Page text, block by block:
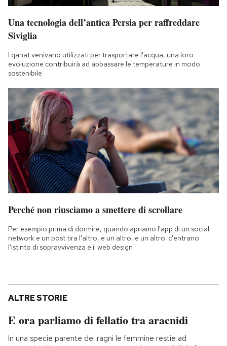
Una tecnologia dell’antica Persia per raffreddare
Siviglia
I qanat venivano utilizzati per trasportare l'acqua, una loro
evoluzione contribuirà ad abbassare le temperature in modo
sostenibile
Perché non riusciamo a smettere di scrollare
Per esempio prima di dormire, quando apriamo l'app di un social
network e un post tira l'altro, e un altro, e un altro: c'entrano
l'istinto di sopravvivenza e il web design
ALTRE STORIE
E ora parliamo di fellatio tra aracnidi
In una specie parente dei ragni le femmine restie ad